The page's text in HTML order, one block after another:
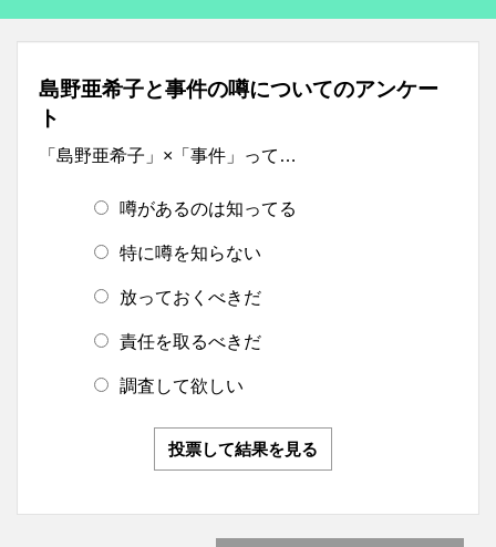
島野亜希子と事件の噂についてのアンケー
ト
「島野亜希子」×「事件」って…
噂があるのは知ってる
特に噂を知らない
放っておくべきだ
責任を取るべきだ
調査して欲しい
投票して結果を見る